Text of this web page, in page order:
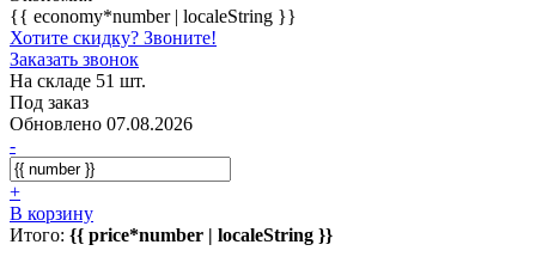
{{ economy*number | localeString }}
Хотите скидку? Звоните!
Заказать звонок
На складе 51 шт.
Под заказ
Обновлено 07.08.2026
-
+
В корзину
Итого: {{ price*number | localeString }}